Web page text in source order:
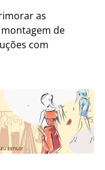
as
de
com